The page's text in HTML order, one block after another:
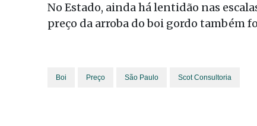
No Estado, ainda há lentidão nas
preço da arroba do boi gordo também
Boi Preço São Paulo Scot Consultoria